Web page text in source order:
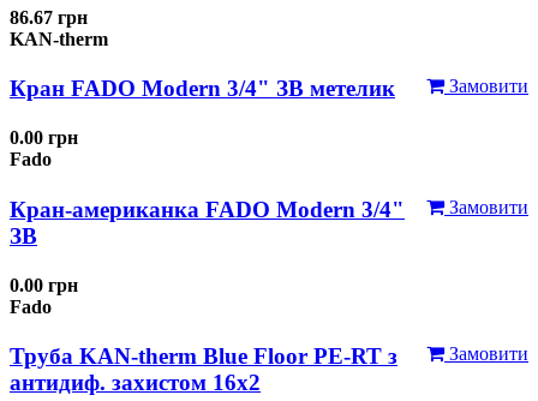
86.67 грн
KAN-therm
Замовити
Кран FADO Modern 3/4" ЗВ метелик
0.00 грн
Fado
Замовити
Кран-американка FADO Modern 3/4"
ЗВ
0.00 грн
Fado
Замовити
Труба KAN-therm Blue Floor PE-RT з
антидиф. захистом 16х2